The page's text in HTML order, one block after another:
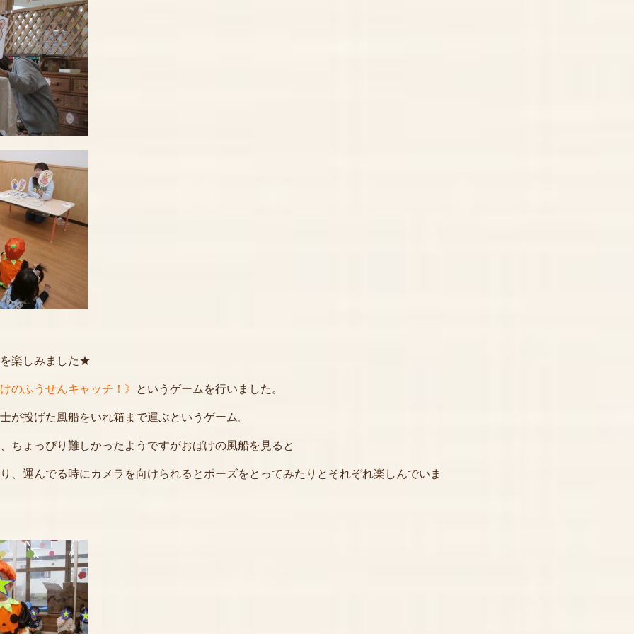
楽しみました★
のふうせんキャッチ！》 というゲームを行いました。
が投げた風船をいれ箱まで運ぶというゲーム。
ちょっぴり難しかったようですがおばけの風船を見ると
、運んでる時にカメラを向けられるとポーズをとってみたりとそれぞれ楽しんでいま